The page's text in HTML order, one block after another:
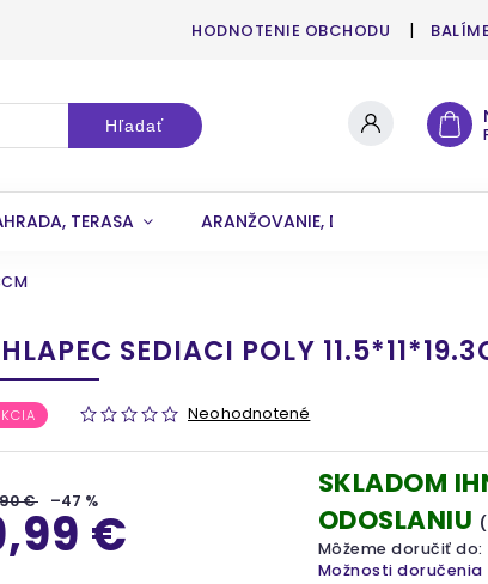
HODNOTENIE OBCHODU
Hľadať
TERASA ARANŽOVANIE, DEKOROVANIE
SEDIACI POLY
Neohodnotené
€ –47 %
€
SKLADOM
ODOSLANIU
Môžeme doručiť do:
Možnosti doručenia